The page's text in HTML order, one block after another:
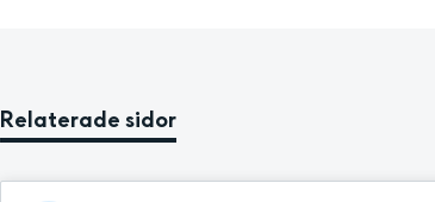
Relaterade sidor